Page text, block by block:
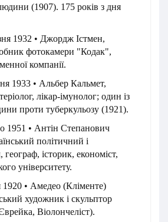
(1907). 175 років з дня
1932 • Джордж Істмен,
фотокамери "Кодак",
компанії.
1933 • Альбер Кальмет,
лікар-імунолог; один із
проти туберкульозу (1921).
1951 • Антін Степанович
політичний і
географ, історик, економіст,
університету.
• Амедео (Кліменте)
художник і скульптор
Віолончеліст).